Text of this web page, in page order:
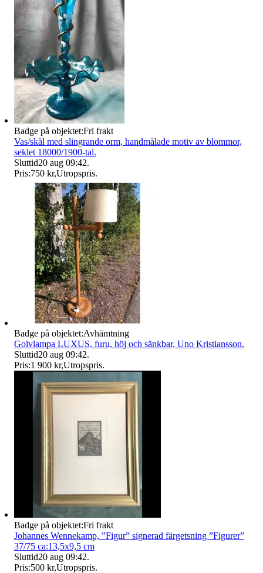
Badge på objektet:Fri frakt
Vas/skål med slingrande orm, handmålade motiv av blommor,
seklet 18000/1900-tal.
Sluttid20 aug 09:42.
Pris:750 kr,Utropspris.
Badge på objektet:Avhämtning
Golvlampa LUXUS, furu, höj och sänkbar, Uno Kristiansson.
Sluttid20 aug 09:42.
Pris:1 900 kr,Utropspris.
Badge på objektet:Fri frakt
Johannes Wennekamp, ”Figur” signerad färgetsning ”Figurer”
37/75 ca:13,5x9,5 cm
Sluttid20 aug 09:42.
Pris:500 kr,Utropspris.